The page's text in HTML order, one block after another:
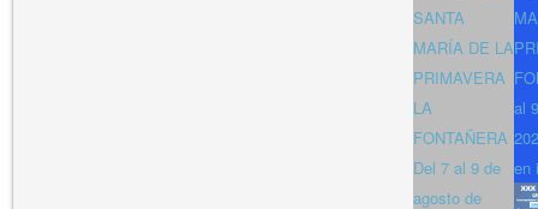
SANTA
MARÍA DE LA
PRIMAVERA
LA
FONTAÑERA
Del 7 al 9 de
agosto de
al
en